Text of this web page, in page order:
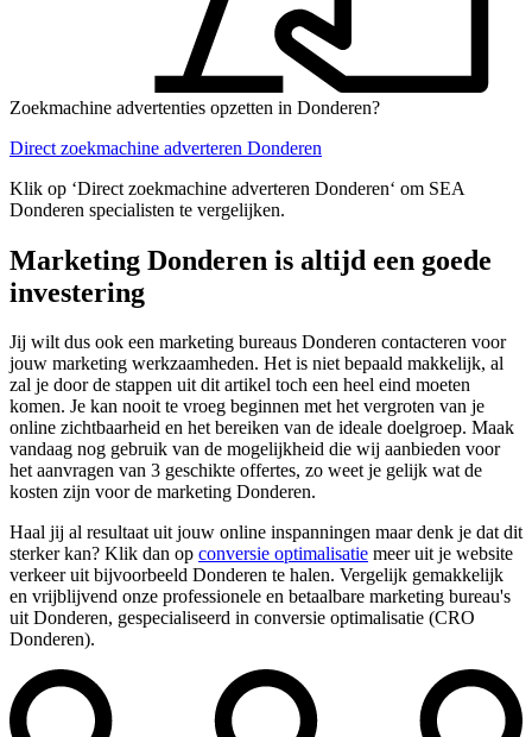
Zoekmachine advertenties opzetten in Donderen?
Direct zoekmachine adverteren Donderen
Klik op ‘Direct zoekmachine adverteren Donderen‘ om SEA
Donderen specialisten te vergelijken.
Marketing Donderen is altijd een goede
investering
Jij wilt dus ook een marketing bureaus Donderen contacteren voor
jouw marketing werkzaamheden. Het is niet bepaald makkelijk, al
zal je door de stappen uit dit artikel toch een heel eind moeten
komen. Je kan nooit te vroeg beginnen met het vergroten van je
online zichtbaarheid en het bereiken van de ideale doelgroep. Maak
vandaag nog gebruik van de mogelijkheid die wij aanbieden voor
het aanvragen van 3 geschikte offertes, zo weet je gelijk wat de
kosten zijn voor de marketing Donderen.
Haal jij al resultaat uit jouw online inspanningen maar denk je dat dit
sterker kan? Klik dan op conversie optimalisatie meer uit je website
verkeer uit bijvoorbeeld Donderen te halen. Vergelijk gemakkelijk
en vrijblijvend onze professionele en betaalbare marketing bureau's
uit Donderen, gespecialiseerd in conversie optimalisatie (CRO
Donderen).